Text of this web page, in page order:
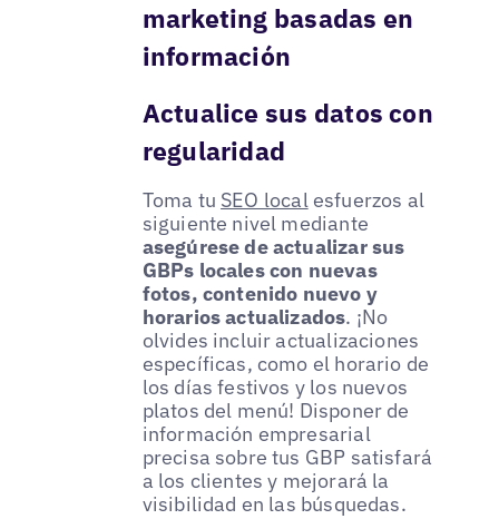
marketing basadas en
información
Actualice sus datos con
regularidad
Toma tu SEO localesfuerzos al
siguiente nivel mediante
asegúrese de actualizar sus
GBPs locales con nuevas
fotos, contenido nuevo y
horarios actualizados. ¡No
olvides incluir actualizaciones
específicas, como el horario de
los días festivos y los nuevos
platos del menú! Disponer de
información empresarial
precisa sobre tus GBP satisfará
a los clientes y mejorará la
visibilidad en las búsquedas.